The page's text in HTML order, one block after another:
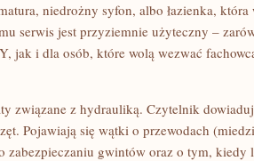
niedrożny syfon, albo łazienka,
serwis jest przyziemnie użyteczny –
jak i dla osób, które wolą wezwać
związane z hydrauliką. Czytelnik
Pojawiają się wątki o przewodach
zabezpieczaniu gwintów oraz o tym, kiedy